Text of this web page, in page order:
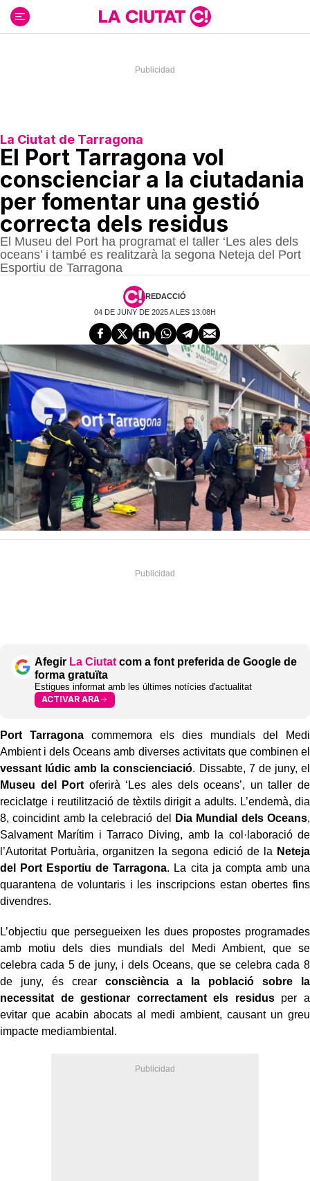
contenido
La Ciutat de Tarragona
El Port Tarragona vol
conscienciar a la ciutadania
per fomentar una gestió
correcta dels residus
El Museu del Port ha programat el taller ‘Les ales dels
oceans’ i també es realitzarà la segona Neteja del Port
Esportiu de Tarragona
REDACCIÓ
04 DE JUNY DE 2025 A LES 13:08H
Afegir La Ciutat com a font preferida de Google de
forma gratuïta
Estigues informat amb les últimes notícies d'actualitat
ACTIVAR ARA
Port Tarragona commemora els dies mundials del Medi
Ambient i dels Oceans amb diverses activitats que combinen el
vessant lúdic amb la conscienciació. Dissabte, 7 de juny, el
Museu del Port oferirà ‘Les ales dels oceans’, un taller de
reciclatge i reutilització de tèxtils dirigit a adults. L’endemà, dia
8, coincidint amb la celebració del
Dia Mundial dels Oceans,
Salvament Marítim i Tarraco Diving, amb la col·laboració de
l’Autoritat Portuària, organitzen la segona edició de la Neteja
del Port Esportiu de Tarragona. La cita ja compta amb una
quarantena de voluntaris i les inscripcions estan obertes fins
divendres.
L’objectiu que persegueixen les dues propostes programades
amb motiu dels dies mundials del Medi Ambient, que se
celebra cada 5 de juny, i dels Oceans, que se celebra cada 8
de juny, és crear consciència a la població sobre la
necessitat de gestionar correctament els residusper a
evitar que acabin abocats al medi ambient, causant un greu
impacte mediambiental.